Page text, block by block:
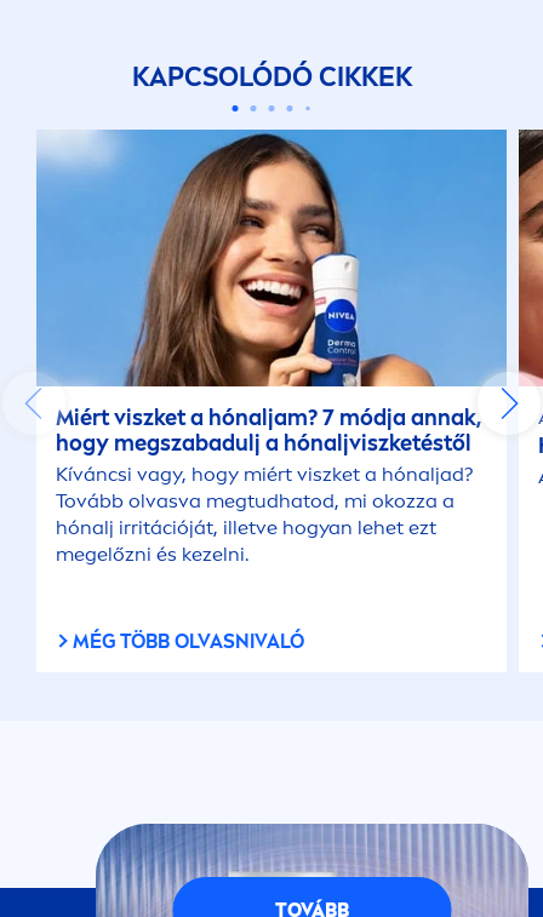
KAPCSOLÓDÓ CIKKEK
Miért viszket a hónaljam? 7 módja annak,
hogy megszabadulj a hónaljviszketéstől
Kíváncsi vagy, hogy miért viszket a hónaljad?
Tovább olvasva megtudhatod, mi okozza a
hónalj irritációját, illetve hogyan lehet ezt
megelőzni és kezelni.
MÉG TÖBB OLVASNIVALÓ
TOVÁBB